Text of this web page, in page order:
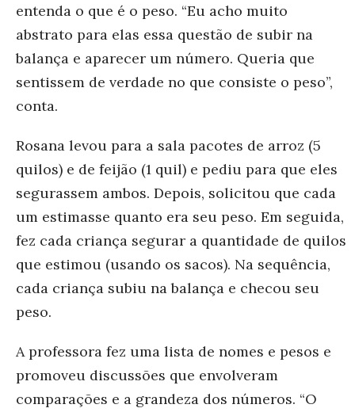
entenda o que é o peso. “Eu acho muito
abstrato para elas essa questão de subir na
balança e aparecer um número. Queria que
sentissem de verdade no que consiste o peso”,
conta.
Rosana levou para a sala pacotes de arroz (5
quilos) e de feijão (1 quil) e pediu para que eles
segurassem ambos. Depois, solicitou que cada
um estimasse quanto era seu peso. Em seguida,
fez cada criança segurar a quantidade de quilos
que estimou (usando os sacos). Na sequência,
cada criança subiu na balança e checou seu
peso.
A professora fez uma lista de nomes e pesos e
promoveu discussões que envolveram
comparações e a grandeza dos números. “O